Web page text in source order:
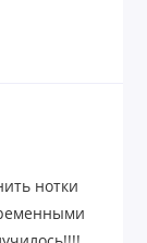
нотки